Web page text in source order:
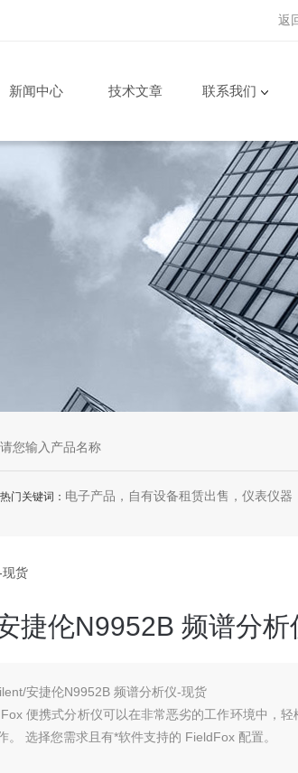
返
新闻中心 技术文章 联系我们
热门关键词： 电子产品，自有设备租赁出售，仪表仪器
货
捷伦N9952B 频谱分析
安捷伦N9952B 频谱分析仪-现货
便携式分析仪可以在非常恶劣的工作环境中，
。 选择您需求且有*软件支持的 FieldFox 配置。